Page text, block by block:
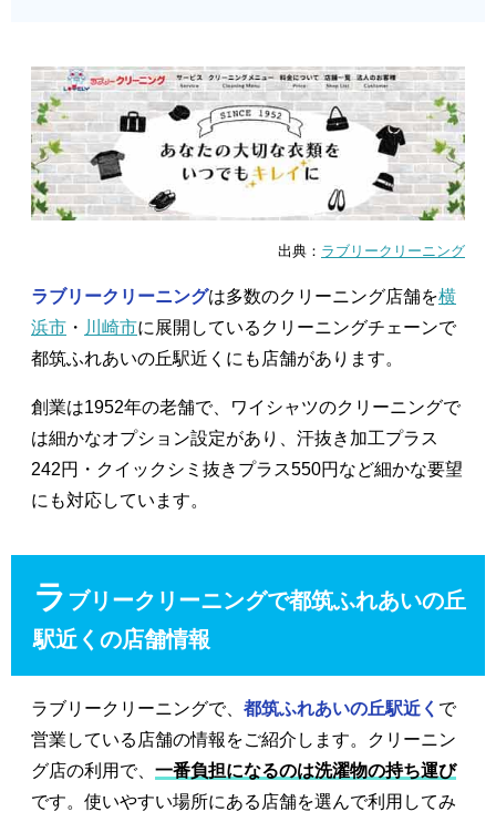
出典： ラブリークリーニング
ラブリークリーニングは多数のクリーニング店舗を横
浜市 ・ 川崎市に展開しているクリーニングチェーンで
都筑ふれあいの丘駅近くにも店舗があります。
創業は1952年の老舗で、ワイシャツのクリーニングで
は細かなオプション設定があり、汗抜き加工プラス
242円・クイックシミ抜きプラス550円など細かな要望
にも対応しています。
ラ ブリークリーニングで都筑ふれあいの丘
駅近くの店舗情報
ラブリークリーニングで、 都筑ふれあいの丘駅近く で
営業している店舗の情報をご紹介します。クリーニン
グ店の利用で、 一番負担になるのは洗濯物の持ち運び
です。使いやすい場所にある店舗を選んで利用してみ